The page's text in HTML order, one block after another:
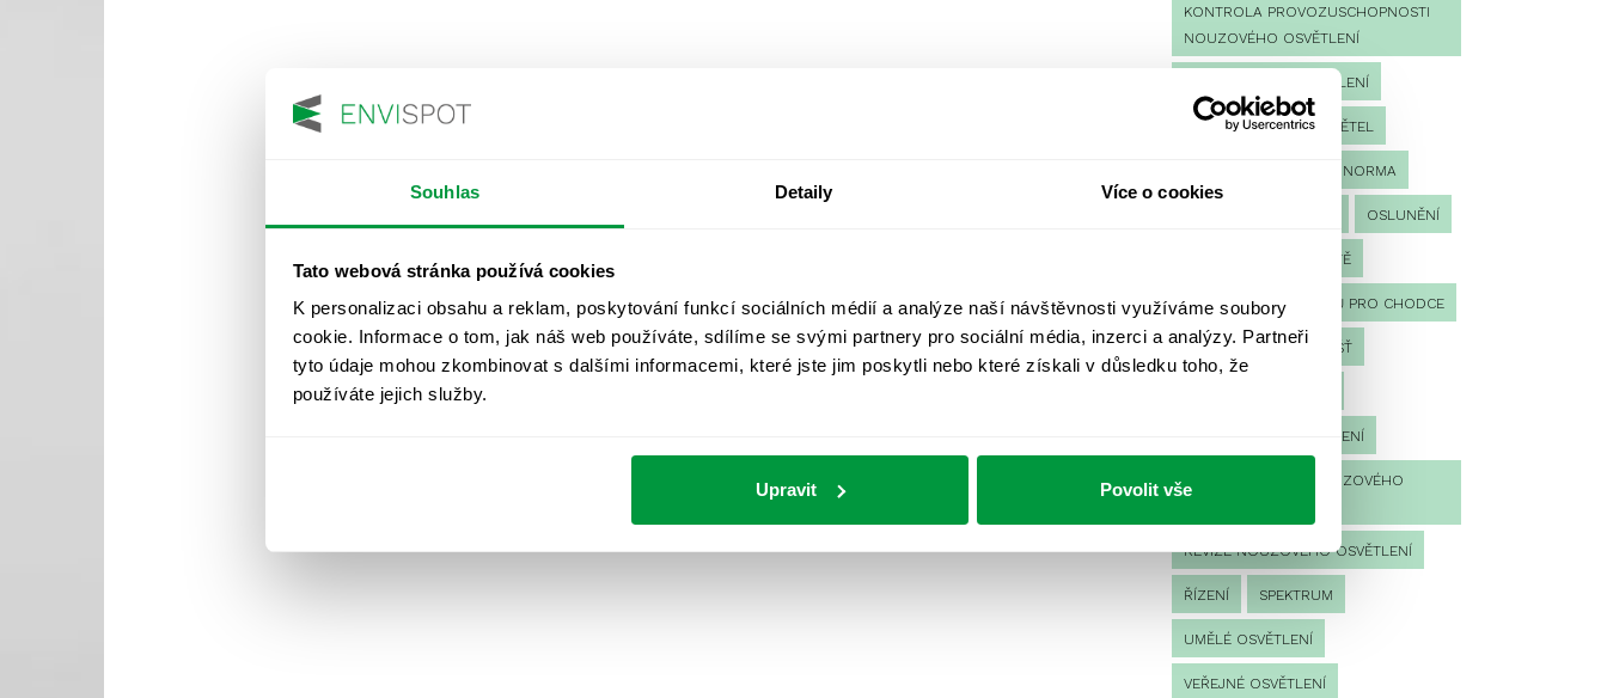
Souhlas Detaily Více o cookies
Tato webová stránka používá cookies
K personalizaci obsahu a reklam, poskytování funkcí sociálních médií a analýze naší návštěvnosti využíváme soubory
cookie. Informace o tom, jak náš web používáte, sdílíme se svými partnery pro sociální média, inzerci a analýzy. Partneři
tyto údaje mohou zkombinovat s dalšími informacemi, které jste jim poskytli nebo které získali v důsledku toho, že
používáte jejich služby.
Upravit Povolit vše
KONTROLA PROVOZUSCHOPNOSTI
NOUZOVÉHO OSVĚTLENÍ
LED NOUZOVÉ OSVĚTLENÍ
MĚŘENÍ MĚŘENÍ SVĚTEL
NORMA
OSLUNĚNÍ
OSVĚTLENÍ PRACOVIŠTĚ
OSVĚTLENÍ PŘECHODŮ PRO CHODCE
OSVĚTLENÍ SPORTOVIŠŤ
PROTIPANICKÉ OSVĚTLENÍ
PROVOZNÍ DENÍK NOUZOVÉHO
REVIZE NOUZOVÉHO OSVĚTLENÍ
ŘÍZENÍ SPEKTRUM
UMĚLÉ OSVĚTLENÍ
VEŘEJNÉ OSVĚTLENÍ